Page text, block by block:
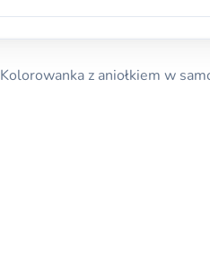
Kolorowanka z aniołkiem w